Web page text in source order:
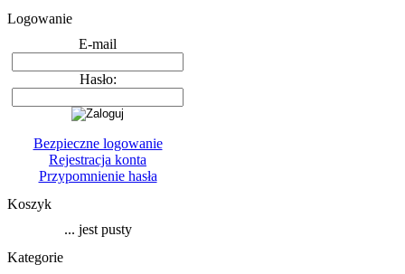
Logowanie
E-mail
Hasło:
Bezpieczne logowanie
Rejestracja konta
Przypomnienie hasła
Koszyk
... jest pusty
Kategorie